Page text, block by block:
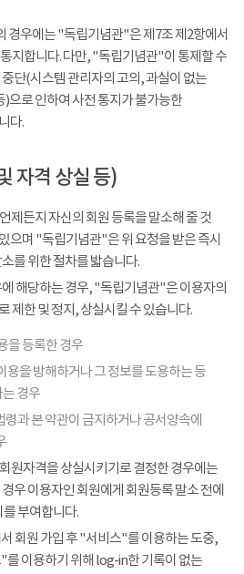
경우에는 "독립기념관"은 제7조 제2항에서
지합니다. 다만, "독립기념관"이 통제할 수
단(시스템 관리자의 고의, 과실이 없는
)으로 인하여 사전 통지가 불가능한
다.
자격 상실 등)
제든지 자신의 회원 등록을 말소해 줄 것
으며 "독립기념관"은 위 요청을 받은 즉시
를 위한 절차를 밟습니다.
해당하는 경우, "독립기념관"은 이용자의
제한 및 정지, 상실시킬 수 있습니다.
을 등록한 경우
을 방해하거나 그 정보를 도용하는 등
경우
과 본 약관이 금지하거나 공서양속에
원자격을 상실시키기로 결정한 경우에는
우 이용자인 회원에게 회원등록 말소 전에
부여합니다.
회원 가입 후 "서비스"를 이용하는 도중,
를 이용하기 위해 log-in한 기록이 없는